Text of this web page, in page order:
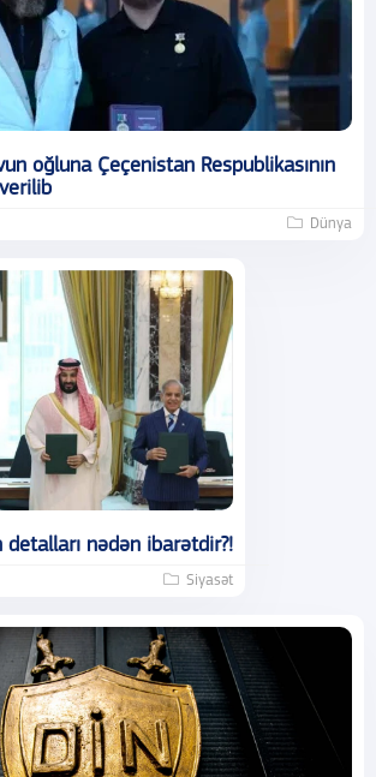
oğluna Çeçenistan Respublikasının
Dünya
nədən ibarətdir?!
Siyasət